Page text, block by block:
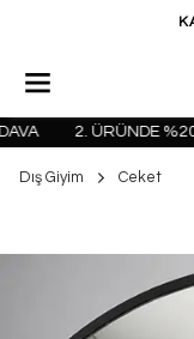
2. ÜRÜNDE %20
Dış Giyim Ceket